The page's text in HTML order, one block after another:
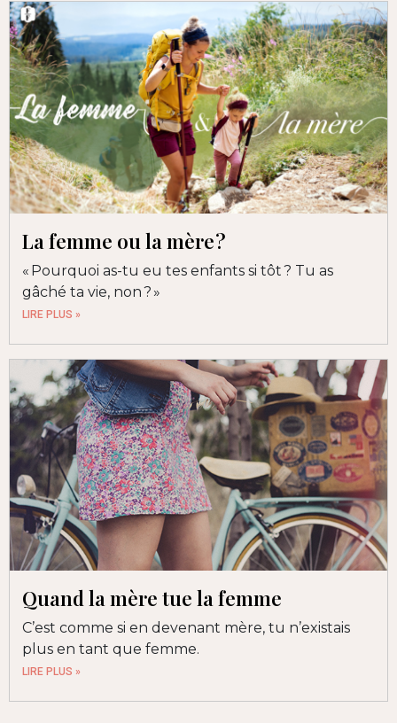
La femme ou la mère ?
« Pourquoi as-tu eu tes enfants si tôt ? Tu as
gâché ta vie, non ? »
LIRE PLUS »
Quand la mère tue la femme
C’est comme si en devenant mère, tu n’existais
plus en tant que femme.
LIRE PLUS »